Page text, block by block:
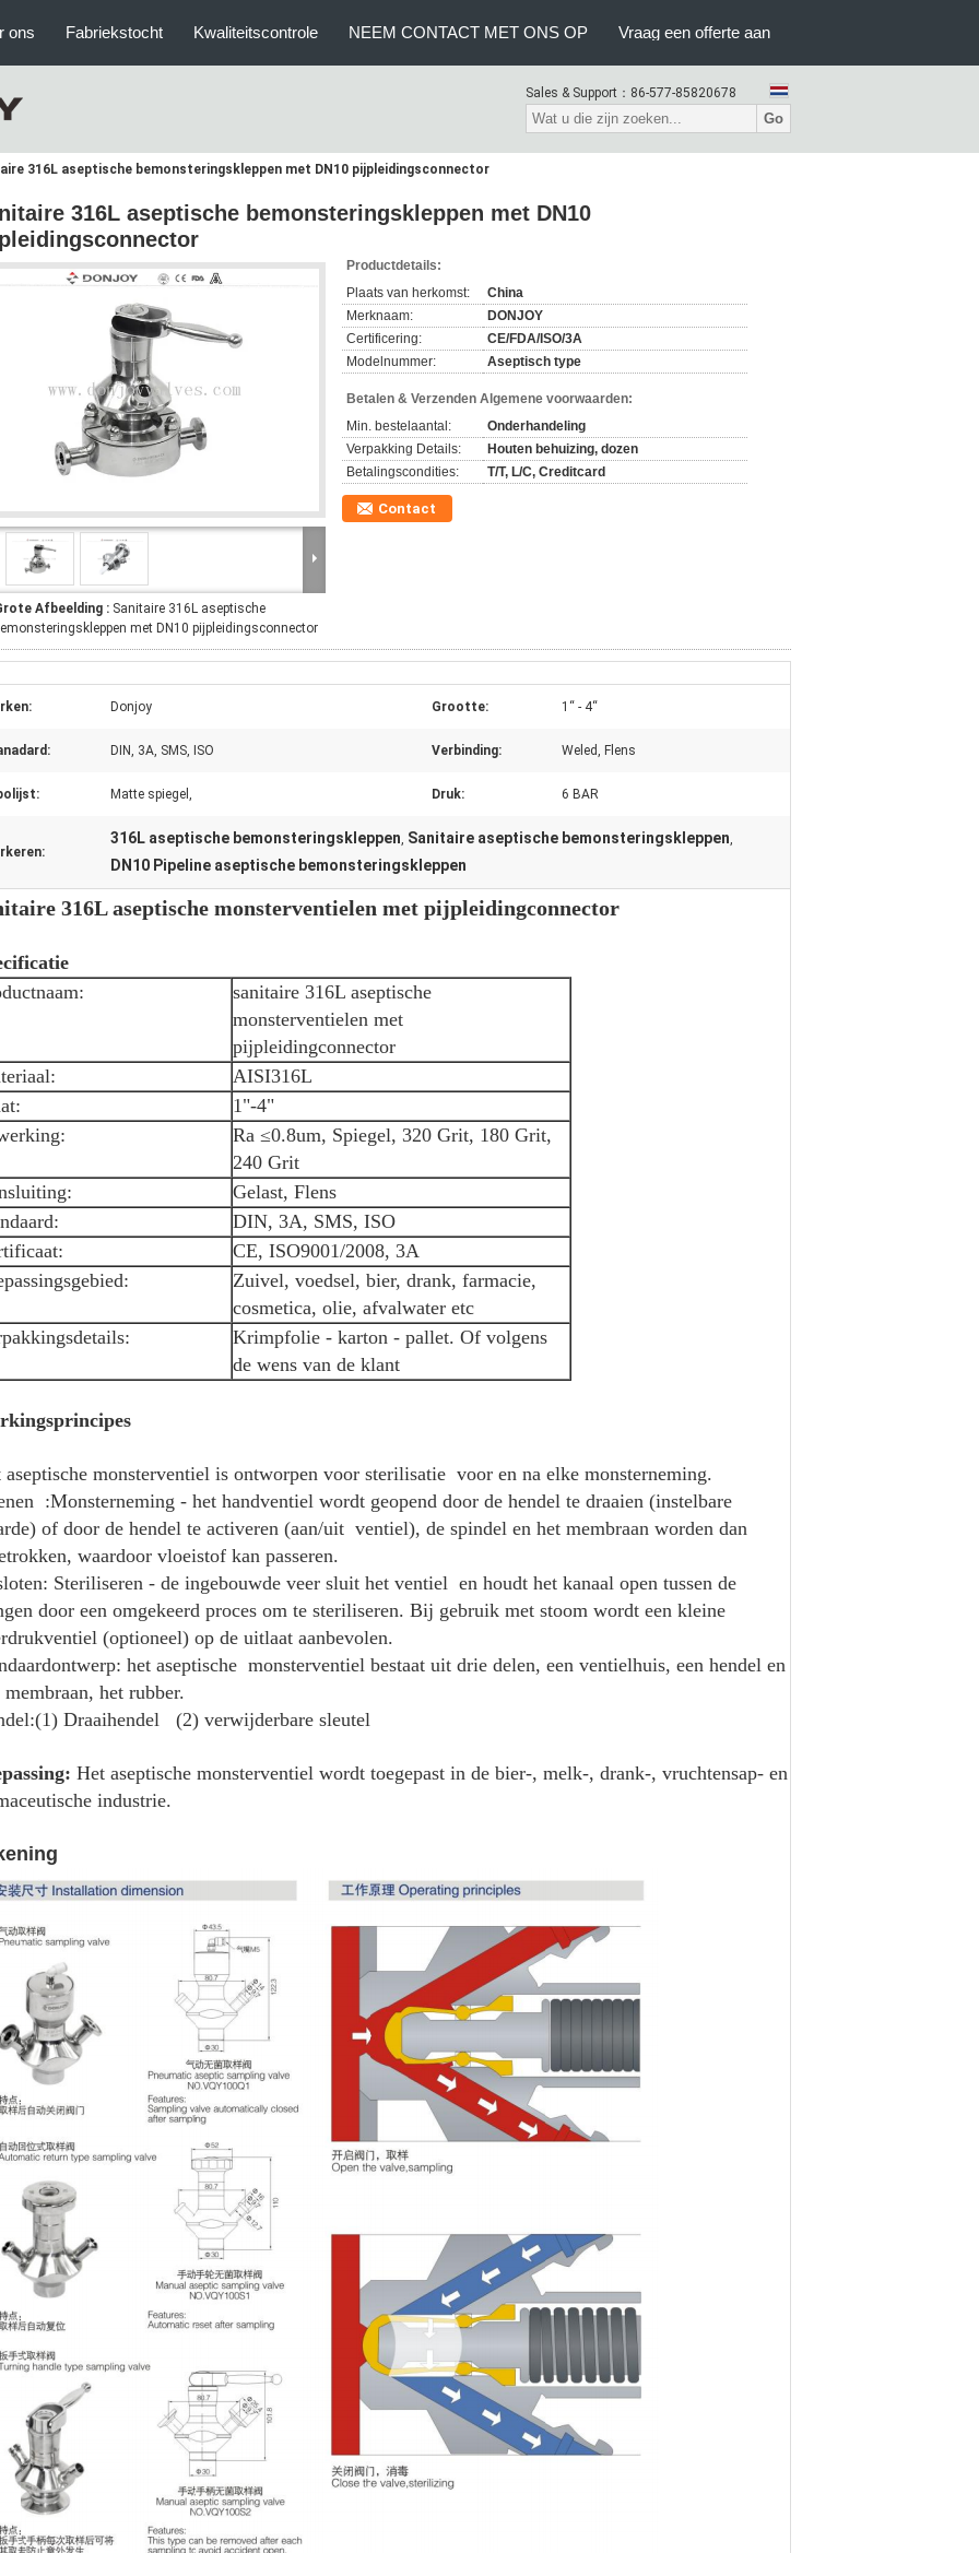
ons Fabriekstocht Kwaliteitscontrole NEEM CONTACT MET ONS OP Vraag een offerte aan
Sales & Support： 86-577-85820678
Go
316L aseptische bemonsteringskleppen met DN10 pijpleidingsconnector
316L aseptische bemonsteringskleppen met DN10
Afbeelding : Sanitaire 316L aseptische
met DN10 pijpleidingsconnector
Productdetails:
Plaats van herkomst:
China
Merknaam:
DONJOY
Certificering:
CE/FDA/ISO/3A
Modelnummer:
Aseptisch type
Betalen & Verzenden Algemene voorwaarden:
Min. bestelaantal:
Onderhandeling
Verpakking Details:
Houten behuizing, dozen
Betalingscondities:
T/T, L/C, Creditcard
Contact
Donjoy Grootte: 1“ - 4“
DIN, 3A, SMS, ISO Verbinding: Weled, Flens
Matte spiegel, Druk: 6 BAR
316L aseptische bemonsteringskleppen, Sanitaire aseptische bemonsteringskleppen,
DN10 Pipeline aseptische bemonsteringskleppen
316L aseptische monsterventielen met pijpleidingconnector
sanitaire 316L aseptische
monsterventielen met
pijpleidingconnector
AISI316L
1"-4"
Ra ≤0.8um, Spiegel, 320 Grit, 180 Grit,
240 Grit
Gelast, Flens
DIN, 3A, SMS, ISO
CE, ISO9001/2008, 3A
Zuivel, voedsel, bier, drank, farmacie,
cosmetica, olie, afvalwater etc
Krimpfolie - karton - pallet. Of volgens
de wens van de klant
aseptische monsterventiel is ontworpen voor sterilisatie voor en na elke monsterneming.
:Monsterneming - het handventiel wordt geopend door de hendel te draaien (instelbare
of door de hendel te activeren (aan/uit ventiel), de spindel en het membraan worden dan
waardoor vloeistof kan passeren.
Steriliseren - de ingebouwde veer sluit het ventiel en houdt het kanaal open tussen de
door een omgekeerd proces om te steriliseren. Bij gebruik met stoom wordt een kleine
(optioneel) op de uitlaat aanbevolen.
het aseptische monsterventiel bestaat uit drie delen, een ventielhuis, een hendel en
membraan, het rubber.
Draaihendel (2) verwijderbare sleutel
Het aseptische monsterventiel wordt toegepast in de bier-, melk-, drank-, vruchtensap- en
industrie.